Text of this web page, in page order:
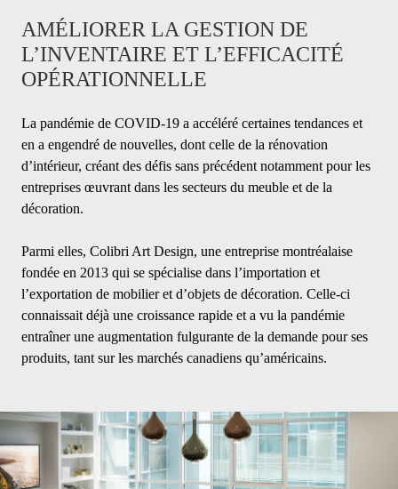
AMÉLIORER LA GESTION DE
L’INVENTAIRE ET L’EFFICACITÉ
OPÉRATIONNELLE
La pandémie de COVID-19 a accéléré certaines tendances et
en a engendré de nouvelles, dont celle de la rénovation
d’intérieur, créant des défis sans précédent notamment pour les
entreprises œuvrant dans les secteurs du meuble et de la
décoration.
Parmi elles, Colibri Art Design, une entreprise montréalaise
fondée en 2013 qui se spécialise dans l’importation et
l’exportation de mobilier et d’objets de décoration. Celle-ci
connaissait déjà une croissance rapide et a vu la pandémie
entraîner une augmentation fulgurante de la demande pour ses
produits, tant sur les marchés canadiens qu’américains.